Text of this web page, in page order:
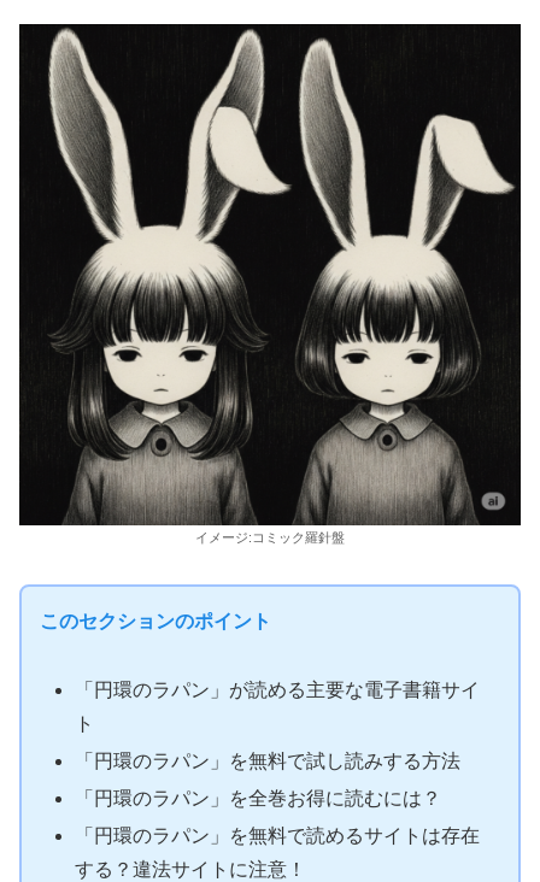
イメージ:コミック羅針盤
このセクションのポイント
「円環のラパン」が読める主要な電子書籍サイ
ト
「円環のラパン」を無料で試し読みする方法
「円環のラパン」を全巻お得に読むには？
「円環のラパン」を無料で読めるサイトは存在
する？違法サイトに注意！